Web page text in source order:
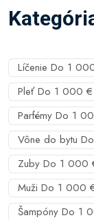
Líčenie Do 1
Pleť Do 1 000 €
Parfémy Do 1
Vône do bytu
Zuby Do 1 000
Muži Do 1 000
Šampóny Do 1